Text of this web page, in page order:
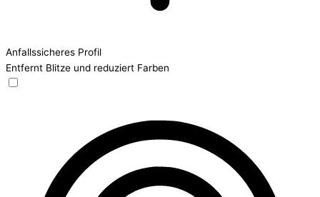
Anfallssicheres Profil
Entfernt Blitze und reduziert Farben